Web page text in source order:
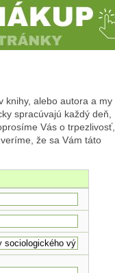
knihy, alebo autora a my
spracúvajú každý deň,
Vás o trpezlivosť,
že sa Vám táto